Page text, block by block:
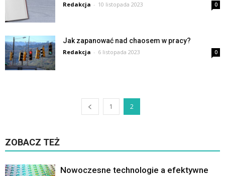
Redakcja - 10 listopada 2023 0
Jak zapanować nad chaosem w pracy?
Redakcja - 6 listopada 2023 0
1 2
ZOBACZ TEŻ
Nowoczesne technologie a efektywne